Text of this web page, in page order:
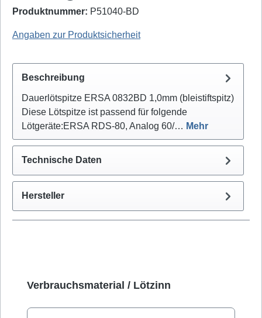
Produktnummer: P51040-BD
Angaben zur Produktsicherheit
Beschreibung
Dauerlötspitze ERSA 0832BD 1,0mm (bleistiftspitz)
Diese Lötspitze ist passend für folgende
Lötgeräte:ERSA RDS-80, Analog 60/… Mehr
Technische Daten
Hersteller
Produktgalerie überspringen
Verbrauchsmaterial / Lötzinn